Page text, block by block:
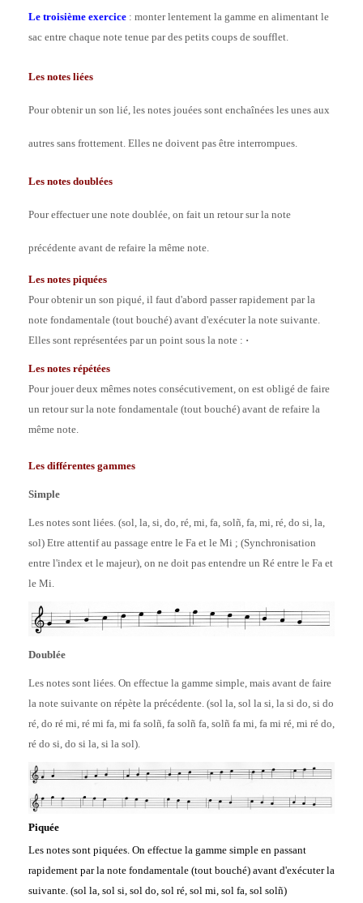
Le troisième exercice : monter lentement la gamme en alimentant le
sac entre chaque note tenue par des petits coups de soufflet.
Les notes liées
Pour obtenir un son lié, les notes jouées sont enchaînées les unes aux
autres sans frottement. Elles ne doivent pas être interrompues.
Les notes doublées
Pour effectuer une note doublée, on fait un retour sur la note
précédente avant de refaire la même note.
Les notes piquées
Pour obtenir un son piqué, il faut d'abord passer rapidement par la
note fondamentale (tout bouché) avant d'exécuter la note suivante.
Elles sont représentées par un point sous la note : ·
Les notes répétées
Pour jouer deux mêmes notes consécutivement, on est obligé de faire
un retour sur la note fondamentale (tout bouché) avant de refaire la
même note.
Les différentes gammes
Simple
Les notes sont liées. (sol, la, si, do, ré, mi, fa, solñ , fa, mi, ré, do si, la,
sol) Etre attentif au passage entre le Fa et le Mi ; (Synchronisation
entre l'index et le majeur), on ne doit pas entendre un Ré entre le Fa et
le Mi.
Doublée
Les notes sont liées. On effectue la gamme simple, mais avant de faire
la note suivante on répète la précédente. (sol la, sol la si, la si do, si do
ré, do ré mi, ré mi fa, mi fa solñ , fa solñ fa, solñ fa mi, fa mi ré, mi ré do,
ré do si, do si la, si la sol).
Piquée
Les notes sont piquées. On effectue la gamme simple en passant
rapidement par la note fondamentale (tout bouché) avant d'exécuter la
suivante. (sol la, sol si, sol do, sol ré, sol mi, sol fa, sol solñ)